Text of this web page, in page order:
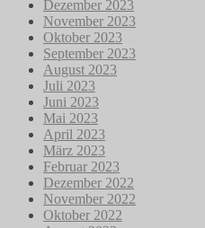
Dezember 2023
November 2023
Oktober 2023
September 2023
August 2023
Juli 2023
Juni 2023
Mai 2023
April 2023
März 2023
Februar 2023
Dezember 2022
November 2022
Oktober 2022